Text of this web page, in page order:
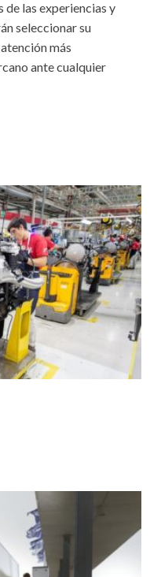
de las experiencias y
seleccionar su
más
ante cualquier